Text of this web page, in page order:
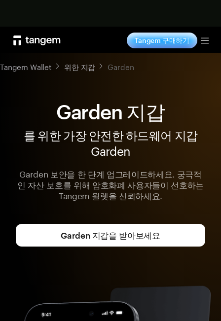
Tangem 구매하기
Tangem Wallet 위한 지갑 Garden
Garden 지갑
를 위한 가장 안전한 하드웨어 지갑
Garden
Garden 보안을 한 단계 업그레이드하세요. 궁극적
인 자산 보호를 위해 암호화폐 사용자들이 선호하는
Tangem 월렛을 신뢰하세요.
Garden 지갑을 받아보세요